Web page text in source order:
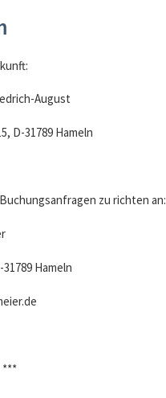
August
D-31789 Hameln
zu richten an:
Hameln
***